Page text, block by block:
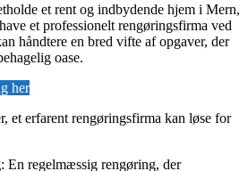
et rent og indbydende hjem i Mern,
et professionelt rengøringsfirma ved
håndtere en bred vifte af opgaver, der
oase.
her
et erfarent rengøringsfirma kan løse for
: En regelmæssig rengøring, der